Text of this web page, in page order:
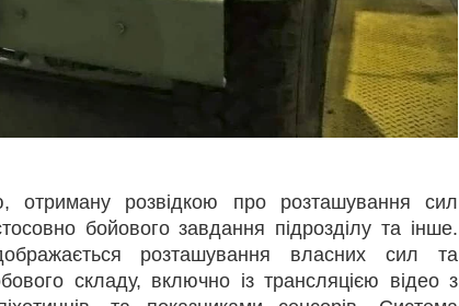
отриману розвідкою про розташування сил
бойового завдання підрозділу та інше.
розташування власних сил та
складу, включно із трансляцією відео з